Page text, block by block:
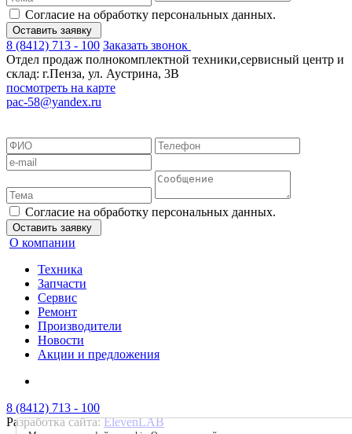
Согласие на обработку персональных данных.
Оставить заявку
8 (8412) 713 - 100 Заказать звонок
Отдел продаж полнокомплектной техники,сервисный центр и
склад: г.Пенза, ул. Аустрина, 3В
посмотреть на карте
pac-58@yandex.ru
Согласие на обработку персональных данных.
Оставить заявку
О компании
Техника
Запчасти
Сервис
Ремонт
Производители
Новости
Акции и предложения
8 (8412) 713 - 100
Разработка сайта:ElevenLAB